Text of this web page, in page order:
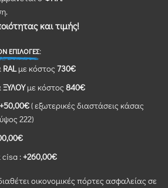
και τιμής!
ΕΠΙΛΟΓΕΣ:
RALμε κόστος 730€
ΞΥΛΟΥμε κόστος 840€
+50,00€( εξωτερικές διαστάσεις κάσας
222)
cisa :+260,00€
οικονομικές πόρτες ασφαλείας σε